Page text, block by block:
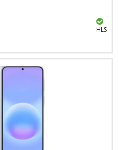
HLS